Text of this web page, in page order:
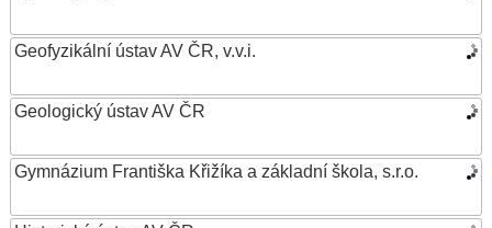
Geofyzikální ústav AV ČR, v.v.i.
Geologický ústav AV ČR
Gymnázium Františka Křižíka a základní škola, s.r.o.